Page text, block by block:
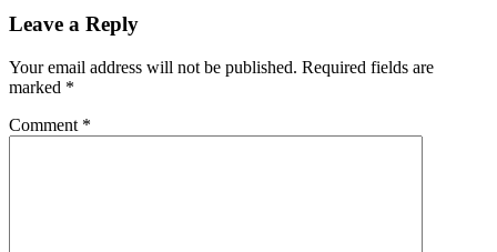
Leave a Reply
Your email address will not be published. Required fields are
marked *
Comment *